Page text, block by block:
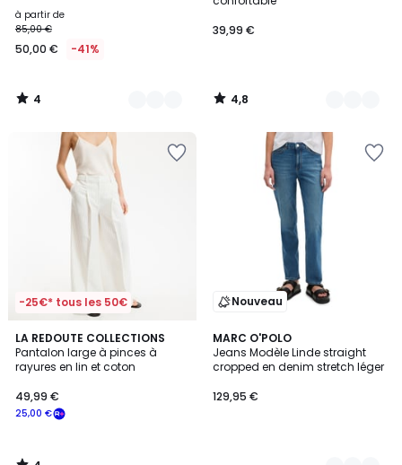
à partir de
85,00 €
50,00 € -41%
4
/
39,99 €
4,8
/
-25€* tous les 50€
LA REDOUTE COLLECTIONS
Pantalon large à pinces à
rayures en lin et coton
25,00 €
49,99 €
4
/
5
Nouveau
MARC O'POLO
Jeans Modèle Linde straight
cropped en denim stretch léger
129,95 €
2
Couleurs